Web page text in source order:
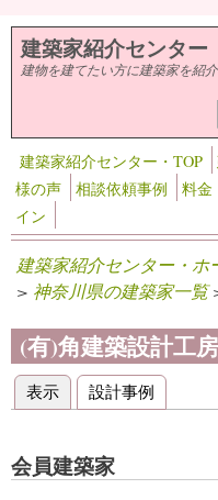
メインコンテンツに移動
建築家紹介センター
建物を建てたい方に建築家を紹
建築家紹介センター・TOP
様の声
相談依頼事例 料金
イン
建築家紹介センター・ホ
> 神奈川県の建築家一覧
(有)角建築設計工
プライマリータブ
表示 (アクティブなタブ)
設計事例
会員建築家